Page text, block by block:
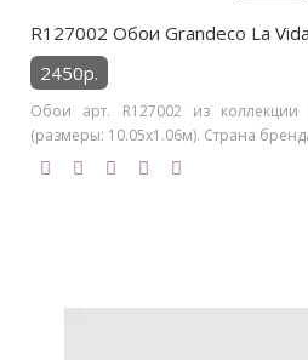
R127002 Обои Grandeco La Vida
2450р.
Обои арт. R127002 из
(размеры: 10.05х1.06м). Страна